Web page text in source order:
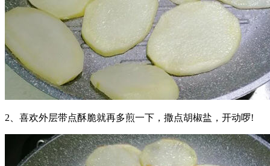
2、喜欢外层带点酥脆就再多煎一下，撒点胡椒盐，开动啰!